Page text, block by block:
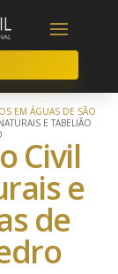
EM ÁGUAS DE SÃO
E TABELIÃO
Civil
e
de